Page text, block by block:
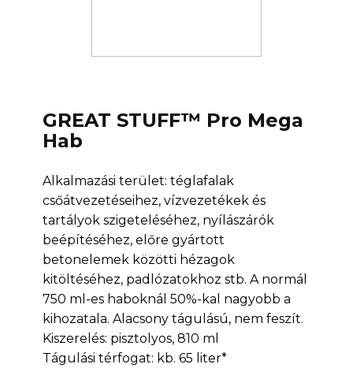
GREAT STUFF™ Pro Mega
Hab
Alkalmazási terület: téglafalak
csőátvezetéseihez, vízvezetékek és
tartályok szigeteléséhez, nyílászárók
beépítéséhez, előre gyártott
betonelemek közötti hézagok
kitöltéséhez, padlózatokhoz stb. A normál
750 ml-es haboknál 50%-kal nagyobb a
kihozatala. Alacsony tágulású, nem feszít.
Kiszerelés: pisztolyos, 810 ml
Tágulási térfogat: kb. 65 liter*